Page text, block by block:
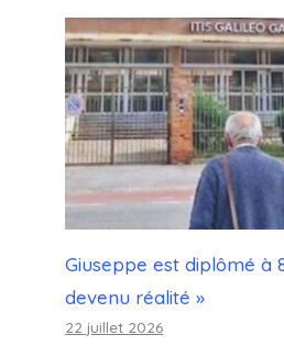
Giuseppe est diplômé à
devenu réalité »
22 juillet 2026